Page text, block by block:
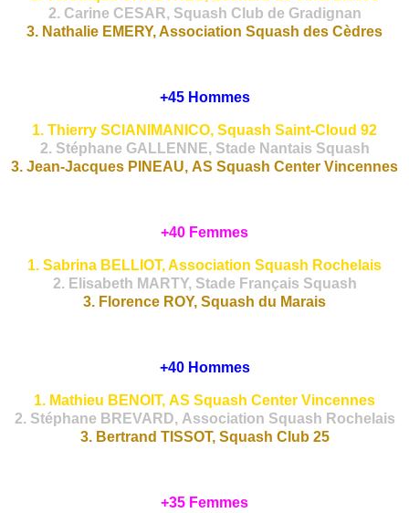
2. Carine CESAR, Squash Club de Gradignan
3. Nathalie EMERY, Association Squash des Cèdres
+45 Hommes
1. Thierry SCIANIMANICO, Squash Saint-Cloud 92
2. Stéphane GALLENNE, Stade Nantais Squash
3. Jean-Jacques PINEAU, AS Squash Center Vincennes
+40 Femmes
1. Sabrina BELLIOT, Association Squash Rochelais
2. Elisabeth MARTY, Stade Français Squash
3. Florence ROY, Squash du Marais
+40 Hommes
1. Mathieu BENOIT, AS Squash Center Vincennes
2. Stéphane BREVARD, Association Squash Rochelais
3. Bertrand TISSOT, Squash Club 25
+35 Femmes